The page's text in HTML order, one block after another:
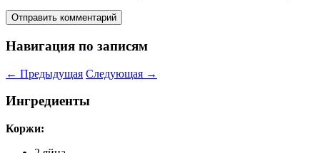
Навигация по записям
← Предыдущая Следующая →
Ингредиенты
Коржи: